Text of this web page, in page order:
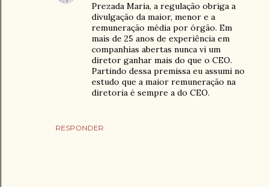
RESPONDER
Prezada Maria, a regulação obriga a
divulgação da maior, menor e a
remuneração média por órgão. Em
mais de 25 anos de experiência em
companhias abertas nunca vi um
diretor ganhar mais do que o CEO.
Partindo dessa premissa eu assumi no
estudo que a maior remuneração na
diretoria é sempre a do CEO.